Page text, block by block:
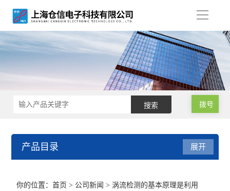
导
拨号
产品目录 展开
你的位置：首页 > 公司新闻 > 涡流检测的基本原理是利用